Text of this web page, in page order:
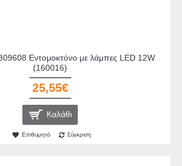
Εντομοκτόνο με λάμπες LED 12W
(160016)
25,55€
Καλάθι
Επιθυμητό Σύγκριση